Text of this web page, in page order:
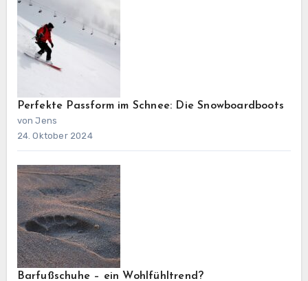
Perfekte Passform im Schnee: Die Snowboardboots
von Jens
24. Oktober 2024
Barfußschuhe – ein Wohlfühltrend?